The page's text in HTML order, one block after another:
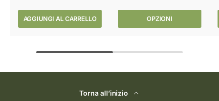
AGGIUNGI AL CARRELLO OPZIONI
Torna all’inizio